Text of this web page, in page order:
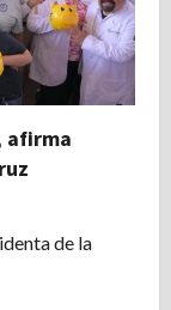
afirma
de la